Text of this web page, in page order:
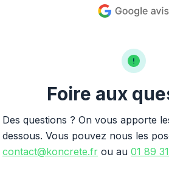
Foire aux
Des questions ? On vous apporte
dessous. Vous pouvez nous les
contact@koncrete.fr ou au 01 89